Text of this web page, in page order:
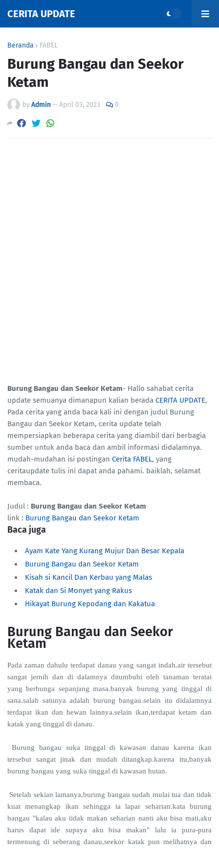
CERITA UPDATE
Beranda FABEL
Burung Bangau dan Seekor
Ketam
byAdmin—April 03, 2023 0
Burung Bangau dan Seekor Ketam- Hallo sahabat cerita
update semuanya dimanapun kalian berada CERITA UPDATE,
Pada cerita yang anda baca kali ini dengan judul Burung
Bangau dan Seekor Ketam, cerita update telah
mempersiapkan beberapa cerita yang diambil dari berbagia
sumber untuk anda baca dan ambil informasi didalamnya.
mudah-mudahan isi postingan Cerita FABEL, yang
ceritaupdate tulis ini dapat anda pahami. baiklah, selamat
membaca.
Judul : Burung Bangau dan Seekor Ketam
link : Burung Bangau dan Seekor Ketam
Baca juga
Ayam Kate Yang Kurang Mujur Dan Besar Kepala
Burung Bangau dan Seekor Ketam
Kisah si Kancil Dan Kerbau yang Malas
Katak dan Si Monyet yang Rakus
Hikayat Burung Kepodang dan Kakatua
Burung Bangau dan Seekor
Ketam
Pada zaman dahulu terdapat danau yang sangat indah.air tersebut
sangat jernih dan di dalamnya ditumbuhi oleh tanaman teratai
yang berbunga sepanjang masa.banyak burung yang tinggal di
sana.salah satunya adalah burung bangau.selain itu didalamnya
terdapat ikan dan hewan lainnya.selain ikan,terdapat ketam dan
katak yang tinggal di danau.
Burung bangau suka tinggal di kawasan danau karena ikan
tersebut sangat jinak dan mudah ditangkap.karena itu,banyak
burung bangau yang suka tinggal di kawasan hutan.
Setelah sekian lamanya,burung bangau sudah mulai tua dan tidak
kuat menangkap ikan sehingga ia lapar seharian.kata burung
bangau "kalau aku tidak makan seharian nanti aku bisa mati,aku
harus dapat ide supaya aku bisa makan" lalu ia pura-pura
termenung di seberang danau,seekor katak pun melihatnya dan